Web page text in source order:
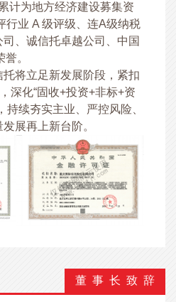
计为地方经济建设募集资
行业 A 级评级、连A级纳税
、诚信托卓越公司、中国
。
将立足新发展阶段，紧扣
深化“固收+投资+非标+资
持续夯实主业、严控风险、
展再上新台阶。
董 事 长 致 辞